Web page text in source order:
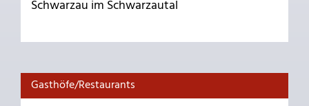
Schwarzau im Schwarzautal
Gasthöfe/Restaurants